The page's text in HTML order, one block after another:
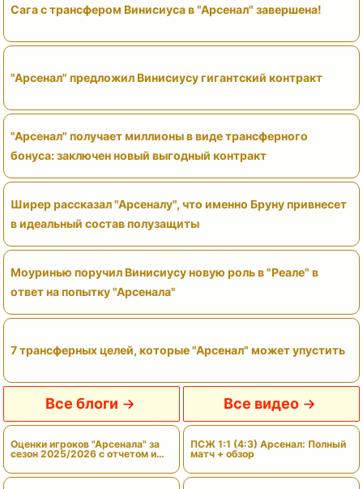
Сага с трансфером Винисиуса в "Арсенал" завершена!
"Арсенал" предложил Винисиусу гигантский контракт
"Арсенал" получает миллионы в виде трансферного
бонуса: заключен новый выгодный контракт
Ширер рассказал "Арсеналу", что именно Бруну привнесет
в идеальный состав полузащиты
Моуринью поручил Винисиусу новую роль в "Реале" в
ответ на попытку "Арсенала"
7 трансферных целей, которые "Арсенал" может упустить
Все блоги
Оценки игроков "Арсенала" за
сезон 2025/2026 с отчетом и
Все видео
ПСЖ 1:1 (4:3) Арсенал: Полный
матч + обзор